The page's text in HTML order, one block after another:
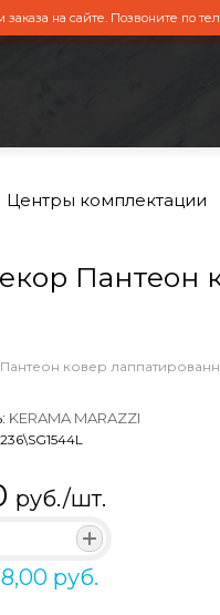
на сайте. Позвоните по
Центры комплектации
ковер
KERAMA MARAZZI
руб./шт.
руб.